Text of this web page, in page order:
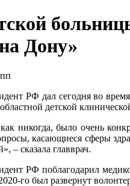
Дону»
РФ дал сегодня во
детской
никогда, было очень
касающиеся сферы
– сказала главврач.
РФ поблагодарил
го был развернут